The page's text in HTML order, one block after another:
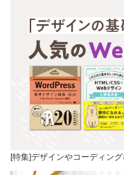
[特集]デザインやコーディン